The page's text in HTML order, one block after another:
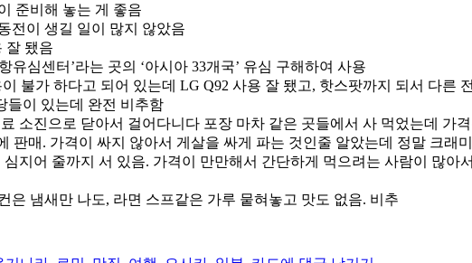
요.
(최
한
겨
울
는
준비해 놓는 게 좋음
전이 생길 일이 많지 않았음
잘 됐음
유심센터’라는 곳의 ‘아시아 33개국’ 유심 구해하여 사용
불가 하다고 되어 있는데 LG Q92 사용 잘 됐고, 핫스팟까지 되서 다른
들이 있는데 완전 비추함
소진으로 닫아서 걸어다니다 포장 마차 같은 곳들에서 사 먹었는데 가
판매. 가격이 싸지 않아서 게살을 싸게 파는 것인줄 알았는데 정말 크래
지어 줄까지 서 있음. 가격이 만만해서 간단하게 먹으려는 사람이 많아
은 냄새만 나도, 라면 스프같은 가루 뭍혀놓고 맛도 없음. 비추